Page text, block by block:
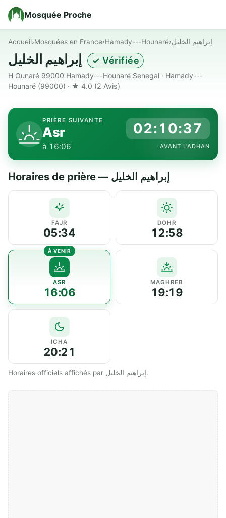
Mosquée Proche
Accueil›Mosquées en France›Hamady---Hounaré›إبراهيم الخليل
✓ Vérifiée
H Ounaré 99000 Hamady---Hounaré Senegal · Hamady---
Hounaré (99000) · ★ 4.0 (2 Avis)
PRIÈRE SUIVANTE
Asr
à 16:06
02:10:36
AVANT L'ADHAN
Horaires de prière — إبراهيم الخليل
FAJR
05:34
DOHR
12:58
ASR
16:06
MAGHREB
19:19
ICHA
20:21
Horaires officiels affichés par إبراهيم الخليل.